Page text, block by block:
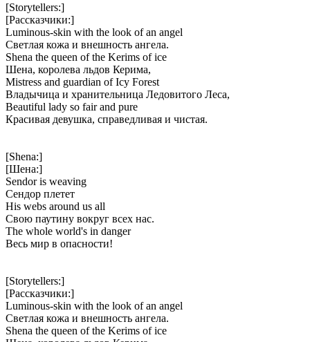
[Storytellers:]
[Рассказчики:]
Luminous-skin with the look of an angel
Светлая кожа и внешность ангела.
Shena the queen of the Kerims of ice
Шена, королева льдов Керима,
Mistress and guardian of Icy Forest
Владычица и хранительница Ледовитого Леса,
Beautiful lady so fair and pure
Красивая девушка, справедливая и чистая.
[Shena:]
[Шена:]
Sendor is weaving
Сендор плетет
His webs around us all
Свою паутину вокруг всех нас.
The whole world's in danger
Весь мир в опасности!
[Storytellers:]
[Рассказчики:]
Luminous-skin with the look of an angel
Светлая кожа и внешность ангела.
Shena the queen of the Kerims of ice